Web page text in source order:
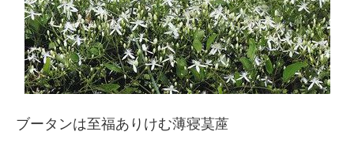
ブータンは至福ありけむ薄寝茣蓙